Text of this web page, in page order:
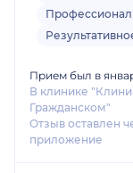
из-за
Прием был в
В клинике
Гражданском"
Отзыв оставлен
приложение